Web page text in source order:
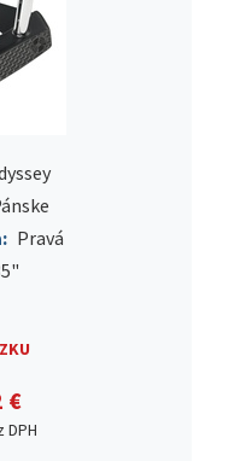
Pravá
€
DPH